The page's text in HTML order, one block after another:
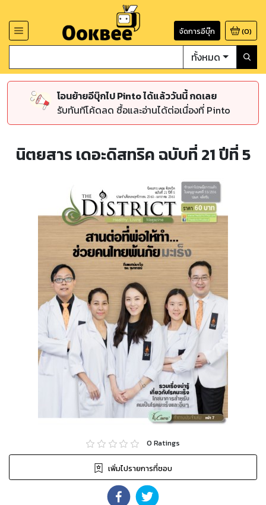
จัดการอีบุ๊ก (0)
ทั้งหมด
โอนย้ายอีบุ๊กไป Pinto ได้แล้ววันนี้ กดเลย
รับทันทีโค้ดลด ซื้อและอ่านได้ต่อเนื่องที่ Pinto
นิตยสาร เดอะดิสทริค ฉบับที่ 21 ปีที่ 5
0 Ratings
เพิ่มไปรายการที่ชอบ